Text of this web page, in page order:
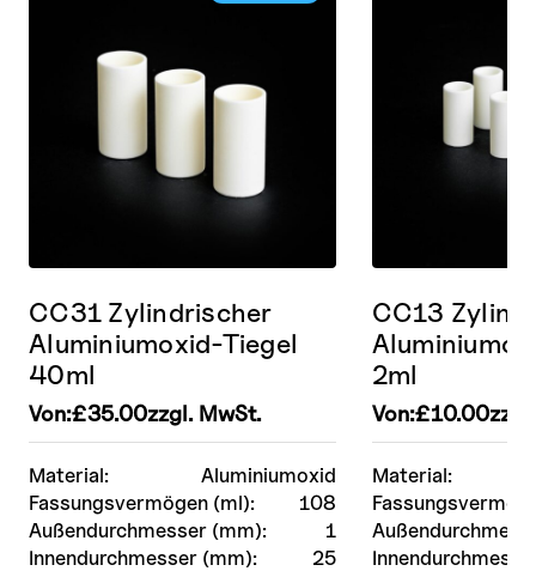
Material:
Aluminiumoxid
Fassungsvermögen (ml):
108
Außendurchmesser (mm):
1
Innendurchmesser (mm):
25
CC31 Zylindrischer
Aluminiumoxid-Tiegel
40ml
Von:£35.00zzgl. MwSt.
Material:
CC13
2ml
Von:£10.00